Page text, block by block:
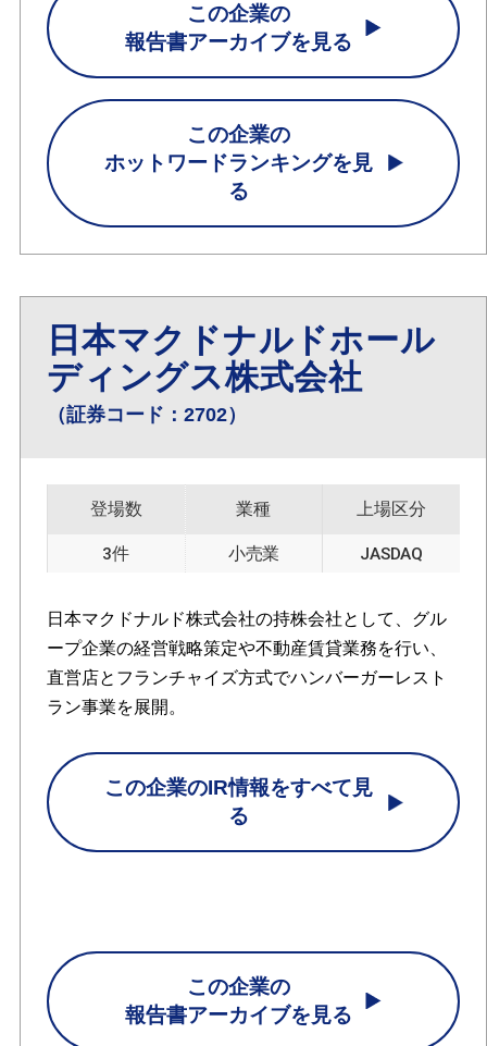
この企業の
報告書アーカイブを見る
この企業の
ホットワードランキングを見
る
日本マクドナルドホール
ディングス株式会社
（証券コード：2702）
登場数
3件
業種
小売業
上場区分
JASDAQ
日本マクドナルド株式会社の持株会社として、グル
ープ企業の経営戦略策定や不動産賃貸業務を行い、
直営店とフランチャイズ方式でハンバーガーレスト
ラン事業を展開。
この企業のIR情報をすべて見
る
この企業の
報告書アーカイブを見る